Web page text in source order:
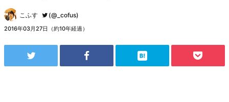
こふす (@_cofus)
2016年03月27日（約10年経過）